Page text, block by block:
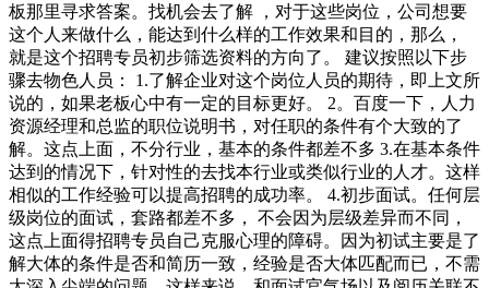
板那里寻求答案。找机会去了解 ，对于这些岗位，公司想要
这个人来做什么，能达到什么样的工作效果和目的，那么，
就是这个招聘专员初步筛选资料的方向了。 建议按照以下步
骤去物色人员： 1.了解企业对这个岗位人员的期待，即上文所
说的，如果老板心中有一定的目标更好。 2。百度一下，人力
资源经理和总监的职位说明书，对任职的条件有个大致的了
解。这点上面，不分行业，基本的条件都差不多 3.在基本条件
达到的情况下，针对性的去找本行业或类似行业的人才。这样
相似的工作经验可以提高招聘的成功率。 4.初步面试。任何层
级岗位的面试，套路都差不多， 不会因为层级差异而不同，
这点上面得招聘专员自己克服心理的障碍。因为初试主要是了
解大体的条件是否和简历一致，经验是否大体匹配而已，不需